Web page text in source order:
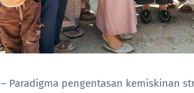
– Paradigma pengentasan kemiskinan